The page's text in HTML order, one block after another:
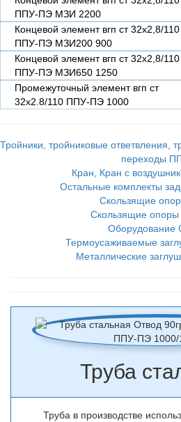
ППУ-ПЭ МЗИ 2200
Концевой элемент вгп ст 32х2,8/110
ППУ-ПЭ МЗИ200 900
Концевой элемент вгп ст 32х2,8/110
ППУ-ПЭ МЗИ650 1250
Промежуточный элемент вгп ст
32х2.8/110 ППУ-ПЭ 1000
Тройники, тройниковые ответвления,
переходы
Кран, Кран с
Остальные комплекты
Скользящие
Скользящие
Оборудование
Термоусаживаемые
Металлические
Труба
Труба в производстве